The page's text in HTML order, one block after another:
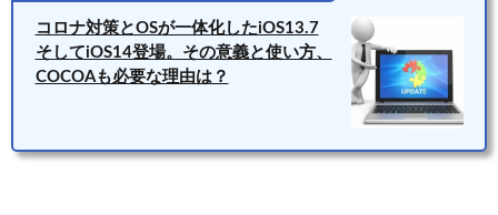
コロナ対策とOSが一体化したiOS13.7
そしてiOS14登場。その意義と使い方、
COCOAも必要な理由は？